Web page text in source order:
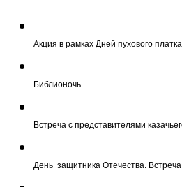
Акция в рамках Дней пухового
Библионочь
Встреча с представителями
День защитника Отечества.